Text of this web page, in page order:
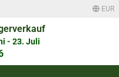
EUR
- 23. Juli